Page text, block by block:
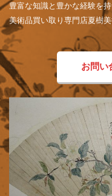
豊富な知識と豊かな経験を
美術品買い取り専門店夏樹
お問い